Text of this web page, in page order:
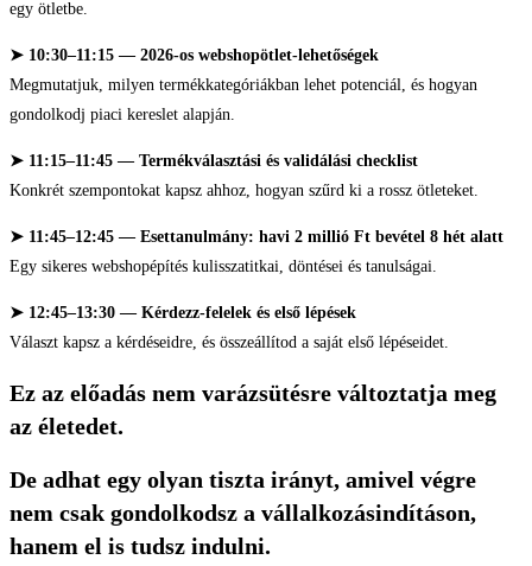
egy ötletbe.
➤ 10:30–11:15 — 2026-os webshopötlet-lehetőségek
Megmutatjuk, milyen termékkategóriákban lehet potenciál, és hogyan
gondolkodj piaci kereslet alapján.
➤ 11:15–11:45 — Termékválasztási és validálási checklist
Konkrét szempontokat kapsz ahhoz, hogyan szűrd ki a rossz ötleteket.
➤ 11:45–12:45 — Esettanulmány: havi 2 millió Ft bevétel 8 hét alatt
Egy sikeres webshopépítés kulisszatitkai, döntései és tanulságai.
➤ 12:45–13:30 — Kérdezz-felelek és első lépések
Választ kapsz a kérdéseidre, és összeállítod a saját első lépéseidet.
Ez az előadás nem varázsütésre változtatja meg
az életedet.
De adhat egy olyan tiszta irányt, amivel végre
nem csak gondolkodsz a vállalkozásindításon,
hanem el is tudsz indulni.